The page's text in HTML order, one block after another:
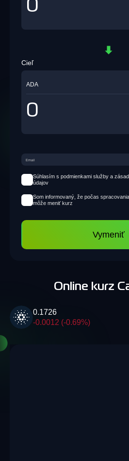
Cieľ
ADA
Súhlasím s podmienkami služby a
údajov
Som informovaný, že počas
môže meniť kurz
Vymeniť
Online kurz
0.1726
-0.0012 (-0.69%)